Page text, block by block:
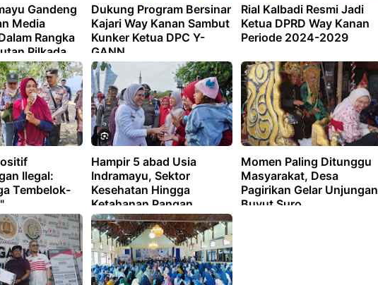
Gandeng
Media
Rangka
Pilkada
2024
Dukung Program Bersinar
Kajari Way Kanan Sambut
Kunker Ketua DPC Y-
GANN
Rial Kalbadi Resmi Jadi
Ketua DPRD Way Kanan
Periode 2024-2029
Ilegal:
Tembelok-
Hampir 5 abad Usia
Indramayu, Sektor
Kesehatan Hingga
Ketahanan Pangan
Sejahterakan Masyarakat
Momen Paling Ditunggu
Masyarakat, Desa
Pagirikan Gelar Unjungan
Buyut Suro